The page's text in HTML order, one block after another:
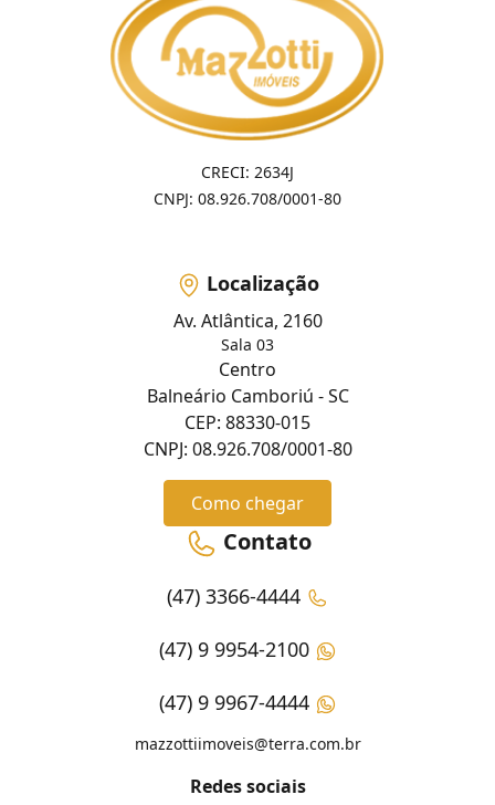
CRECI: 2634J
CNPJ: 08.926.708/0001-80
Localização
Av. Atlântica, 2160
Sala 03
Centro
Balneário Camboriú - SC
CEP: 88330-015
CNPJ: 08.926.708/0001-80
Como chegar
Contato
(47) 3366-4444
(47) 9 9954-2100
(47) 9 9967-4444
mazzottiimoveis@terra.com.br
Redes sociais